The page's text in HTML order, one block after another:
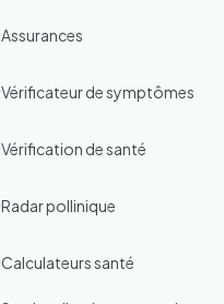
Assurances
Vérificateur de symptômes
Vérification de santé
Radar pollinique
Calculateurs santé